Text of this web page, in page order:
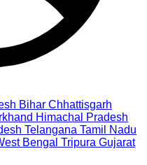
Bihar Chhattisgarh
Himachal Pradesh
Telangana Tamil Nadu
Bengal Tripura Gujarat